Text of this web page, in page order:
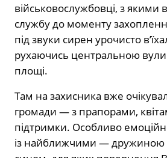
військовослужбовці, з якими
службу до моменту
під звуки сирен урочисто
рухаючись центральною
площі.
Там на захисника вже
громади — з прапорами,
підтримки. Особливо
із найближчими — дружиною